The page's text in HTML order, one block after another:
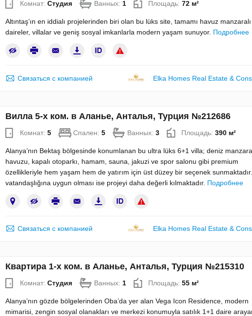
Комнат: Студия Ванных: 1 Площадь: 72 м²
Altıntaş’ın en iddialı projelerinden biri olan bu lüks site, tamamı havuz
daireler, villalar ve geniş sosyal imkanlarla modern yaşam sunuyor. Подробнее
Связаться с компанией Elka Homes Real Estate &
Вилла 5-х ком. в Аланье, Анталья, Турция №212686
Комнат: 5 Спален: 5 Ванных: 3 Площадь: 390 м²
Alanya’nın Bektaş bölgesinde konumlanan bu ultra lüks 6+1 villa; deniz
havuzu, kapalı otoparkı, hamam, sauna, jakuzi ve spor salonu gibi premium
özellikleriyle hem yaşam hem de yatırım için üst düzey bir seçenek
vatandaşlığına uygun olması ise projeyi daha değerli kılmaktadır. Подробнее
Связаться с компанией Elka Homes Real Estate &
Квартира 1-х ком. в Аланье, Анталья, Турция №215310
Комнат: Студия Ванных: 1 Площадь: 55 м²
Alanya’nın gözde bölgelerinden Oba’da yer alan Vega Icon Residence, modern
mimarisi, zengin sosyal olanakları ve merkezi konumuyla satılık 1+1 daire